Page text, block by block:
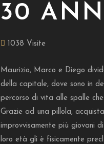
30
1038 Visite
Maurizio, Marco e Diego
della capitale, dove sono in
percorso di vita alle spalle
Grazie ad una pillola,
improvvisamente più giovani
loro età gli è fisicamente